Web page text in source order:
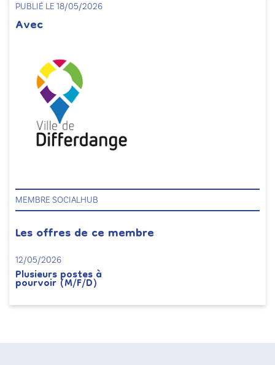
PUBLIÉ LE 18/05/2026
Avec
MEMBRE SOCIALHUB
Les offres de ce membre
12/05/2026
Plusieurs postes à
pourvoir (M/F/D)